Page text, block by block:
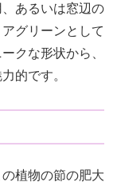
あるいは窓辺の
グリーンとして
クな形状から、
的です。
植物の節の肥大